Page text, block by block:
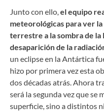
Junto con ello,el equipo
meteorológicas para ver
terrestre a la sombra de la
desaparición de la
un eclipse en la Antártica
hizo por primera vez esta
dos décadas atrás. Ahora
será la segunda vez que se
superficie, sino a distintos